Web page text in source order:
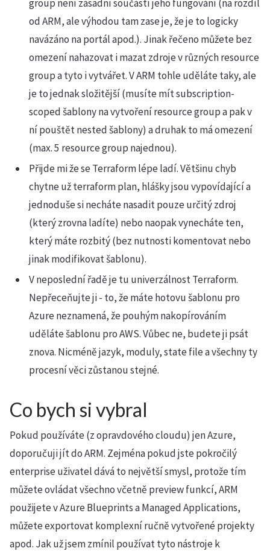
group není zásadní součástí jeho fungování (na rozdíl
od ARM, ale výhodou tam zase je, že je to logicky
navázáno na portál apod.). Jinak řečeno můžete bez
omezení nahazovat i mazat zdroje v různých resource
group a tyto i vytvářet. V ARM tohle uděláte taky, ale
je to jednak složitější (musíte mít subscription-
scoped šablony na vytvoření resource group a pak v
ní pouštět nested šablony) a druhak to má omezení
(max. 5 resource group najednou).
Přijde mi že se Terraform lépe ladí. Většinu chyb
chytne už terraform plan, hlášky jsou vypovídající a
jednoduše si necháte nasadit pouze určitý zdroj
(který zrovna ladíte) nebo naopak vynecháte ten,
který máte rozbitý (bez nutnosti komentovat nebo
jinak modifikovat šablonu).
V neposlední řadě je tu univerzálnost Terraform.
Nepřeceňujte ji - to, že máte hotovu šablonu pro
Azure neznamená, že pouhým nakopírováním
uděláte šablonu pro AWS. Vůbec ne, budete ji psát
znova. Nicméně jazyk, moduly, state file a všechny ty
procesní věci zůstanou stejné.
Co bych si vybral
Pokud používáte (z opravdového cloudu) jen Azure,
doporučuji jít do ARM. Zejména pokud jste pokročilý
enterprise uživatel dává to největší smysl, protože tím
můžete ovládat všechno včetně preview funkcí, ARM
použijete v Azure Blueprints a Managed Applications,
můžete exportovat komplexní ručně vytvořené projekty
apod. Jak už jsem zmínil používat tyto nástroje k